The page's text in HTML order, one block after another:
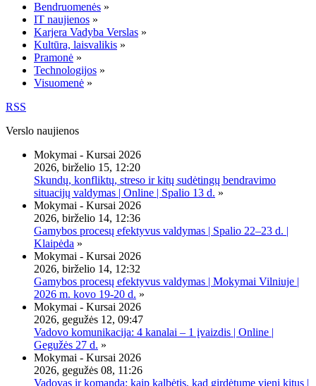
Bendruomenės »
IT naujienos »
Karjera Vadyba Verslas »
Kultūra, laisvalikis »
Pramonė »
Technologijos »
Visuomenė »
RSS
Verslo naujienos
Mokymai - Kursai 2026
2026, birželio 15, 12:20
Skundų, konfliktų, streso ir kitų sudėtingų bendravimo
situacijų valdymas | Online | Spalio 13 d. »
Mokymai - Kursai 2026
2026, birželio 14, 12:36
Gamybos procesų efektyvus valdymas | Spalio 22–23 d. |
Klaipėda »
Mokymai - Kursai 2026
2026, birželio 14, 12:32
Gamybos procesų efektyvus valdymas | Mokymai Vilniuje |
2026 m. kovo 19-20 d. »
Mokymai - Kursai 2026
2026, gegužės 12, 09:47
Vadovo komunikacija: 4 kanalai – 1 įvaizdis | Online |
Gegužės 27 d. »
Mokymai - Kursai 2026
2026, gegužės 08, 11:26
Vadovas ir komanda: kaip kalbėtis, kad girdėtume vieni kitus |